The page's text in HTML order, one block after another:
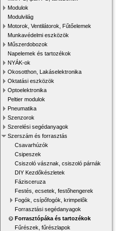
Modulok
Modulvilág
Motorok, Ventilátorok, Fűtőelemek
Munkavédelmi eszközök
Műszerdobozok
Napelemek és tartozékok
NYÁK-ok
Okosotthon, Lakáselektronika
Oktatási eszközök
Optoelektronika
Peltier modulok
Pneumatika
Szenzorok
Szerelési segédanyagok
Szerszám és forrasztás
Csavarhúzók
Csipeszek
Csiszoló vásznak, csiszoló párnák
DIY Kezdőkészletek
Fázisceruza
Festés, ecsetek, festőhengerek
Fogók, csípőfogók, krimpelők
Forrasztási segédanyagok
Forrasztópáka és tartozékok
Fűrészek, fűrészlapok